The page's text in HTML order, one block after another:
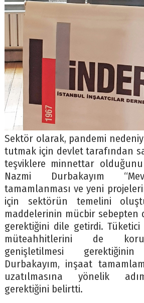
Sektör olarak, pandemi
tutmak için devlet tarafından
teşviklere minnettar
Nazmi Durbakayım
tamamlanması ve yeni
için sektörün temelini
maddelerinin mücbir sebepten
gerektiğini dile getirdi.
müteahhitlerini de
genişletilmesi
Durbakayım, inşaat
uzatılmasına yönelik
gerektiğini belirtti.